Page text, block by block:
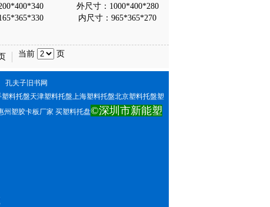
外尺寸：1000*400*280
内尺寸：965*365*270
当前 页
孔夫子旧书网
料托盤天津塑料托盤上海塑料托盤北京塑料托盤塑
州塑胶卡板厂家 买塑料托盘©深圳市新能塑